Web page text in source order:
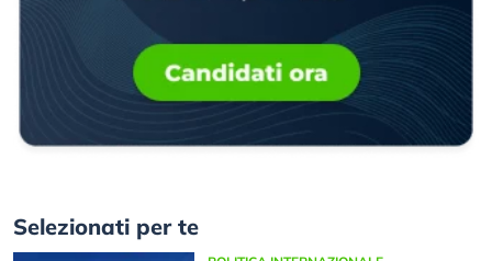
Selezionati per te